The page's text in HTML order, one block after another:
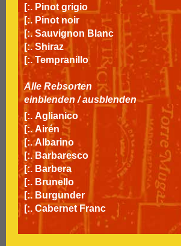
[:. Pinot grigio
[:. Pinot noir
[:. Sauvignon Blanc
[:. Shiraz
[:. Tempranillo
Alle Rebsorten
einblenden /ausblenden
[:. Aglianico
[:. Airén
[:. Albarino
[:. Barbaresco
[:. Barbera
[:. Brunello
[:. Burgunder
[:. Cabernet Franc
[:.
Cabernet Sauvignon
[:. Carignan